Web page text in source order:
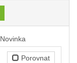
Novinka
Porovnat